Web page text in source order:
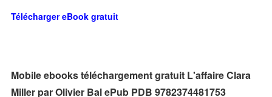
Télécharger eBook gratuit
Mobile ebooks téléchargement gratuit L'affaire Clara
Miller par Olivier Bal ePub PDB 9782374481753